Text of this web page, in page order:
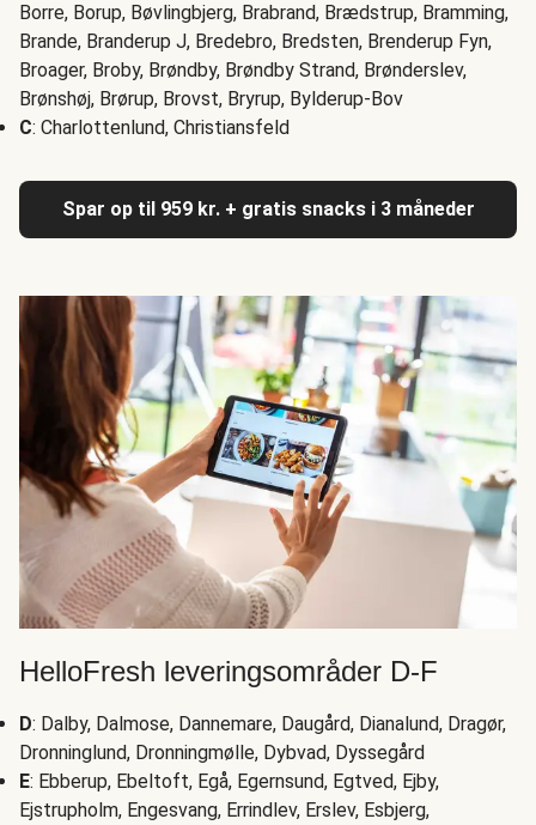
Borre, Borup, Bøvlingbjerg, Brabrand, Brædstrup, Bramming,
Brande, Branderup J, Bredebro, Bredsten, Brenderup Fyn,
Broager, Broby, Brøndby, Brøndby Strand, Brønderslev,
Brønshøj, Brørup, Brovst, Bryrup, Bylderup-Bov
C: Charlottenlund, Christiansfeld
Spar op til 959 kr. + gratis snacks i 3 måneder
HelloFresh leveringsområder D-F
D: Dalby, Dalmose, Dannemare, Daugård, Dianalund, Dragør,
Dronninglund, Dronningmølle, Dybvad, Dyssegård
E: Ebberup, Ebeltoft, Egå, Egernsund, Egtved, Ejby,
Ejstrupholm, Engesvang, Errindlev, Erslev, Esbjerg,